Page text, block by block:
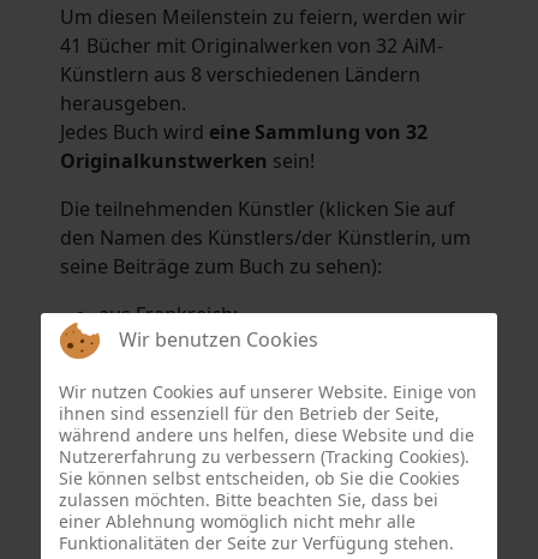
Um diesen Meilenstein zu feiern, werden wir
41 Bücher mit Originalwerken von 32 AiM-
Künstlern aus 8 verschiedenen Ländern
herausgeben.
Jedes Buch wird eine Sammlung von 32
Originalkunstwerken sein!
Die teilnehmenden Künstler (klicken Sie auf
den Namen des Künstlers/der Künstlerin, um
seine Beiträge zum Buch zu sehen):
aus Frankreich:
Hélène Argo,Didier Bonnot
Eric Schaftlein.
aus den Niederlanden:
Dorrety Brookhuis,Natalia Dik,Elise
EekhoutundHenny Schaapman
aus Deutschland:
Salomé Herbst,Andrea Jungnitsch,
Wir benutzen Cookies
Wir nutzen Cookies auf unserer Website. Einige von
ihnen sind essenziell für den Betrieb der Seite,
während andere uns helfen, diese Website und die
Nutzererfahrung zu verbessern (Tracking Cookies).
Sie können selbst entscheiden, ob Sie die Cookies
zulassen möchten. Bitte beachten Sie, dass bei
einer Ablehnung womöglich nicht mehr alle
Funktionalitäten der Seite zur Verfügung stehen.